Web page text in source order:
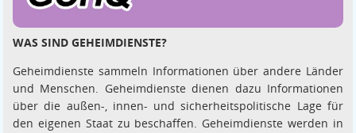
WAS SIND GEHEIMDIENSTE?
Geheimdienste sammeln Informationen über andere Länder
und Menschen. Geheimdienste dienen dazu Informationen
über die außen-, innen- und sicherheitspolitische Lage für
den eigenen Staat zu beschaffen. Geheimdienste werden in